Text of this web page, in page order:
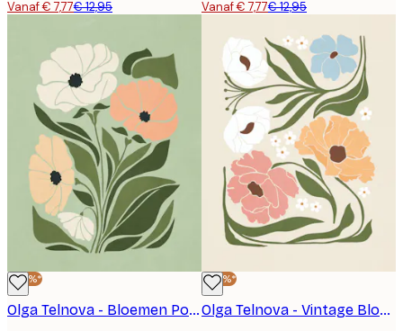
Vanaf € 7,77€ 12,95 Vanaf € 7,77€ 12,95
-40%*
Olga Telnova - Bloemen Poster
-40%*
Olga Telnova - Vintage Bloemen Poster